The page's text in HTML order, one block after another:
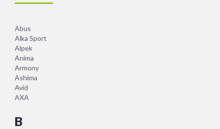
Abus
Alka Sport
Alpek
Anima
Armony
Ashima
Avid
AXA
B